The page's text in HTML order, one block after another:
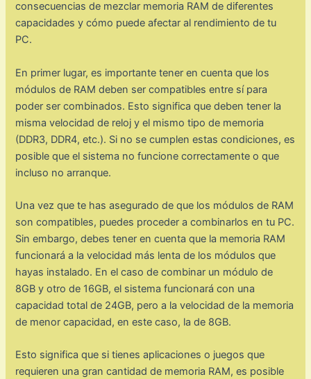
consecuencias de mezclar memoria RAM de diferentes
capacidades y cómo puede afectar al rendimiento de tu
PC.
En primer lugar, es importante tener en cuenta que los
módulos de RAM deben ser compatibles entre sí para
poder ser combinados. Esto significa que deben tener la
misma velocidad de reloj y el mismo tipo de memoria
(DDR3, DDR4, etc.). Si no se cumplen estas condiciones, es
posible que el sistema no funcione correctamente o que
incluso no arranque.
Una vez que te has asegurado de que los módulos de RAM
son compatibles, puedes proceder a combinarlos en tu PC.
Sin embargo, debes tener en cuenta que la memoria RAM
funcionará a la velocidad más lenta de los módulos que
hayas instalado. En el caso de combinar un módulo de
8GB y otro de 16GB, el sistema funcionará con una
capacidad total de 24GB, pero a la velocidad de la memoria
de menor capacidad, en este caso, la de 8GB.
Esto significa que si tienes aplicaciones o juegos que
requieren una gran cantidad de memoria RAM, es posible